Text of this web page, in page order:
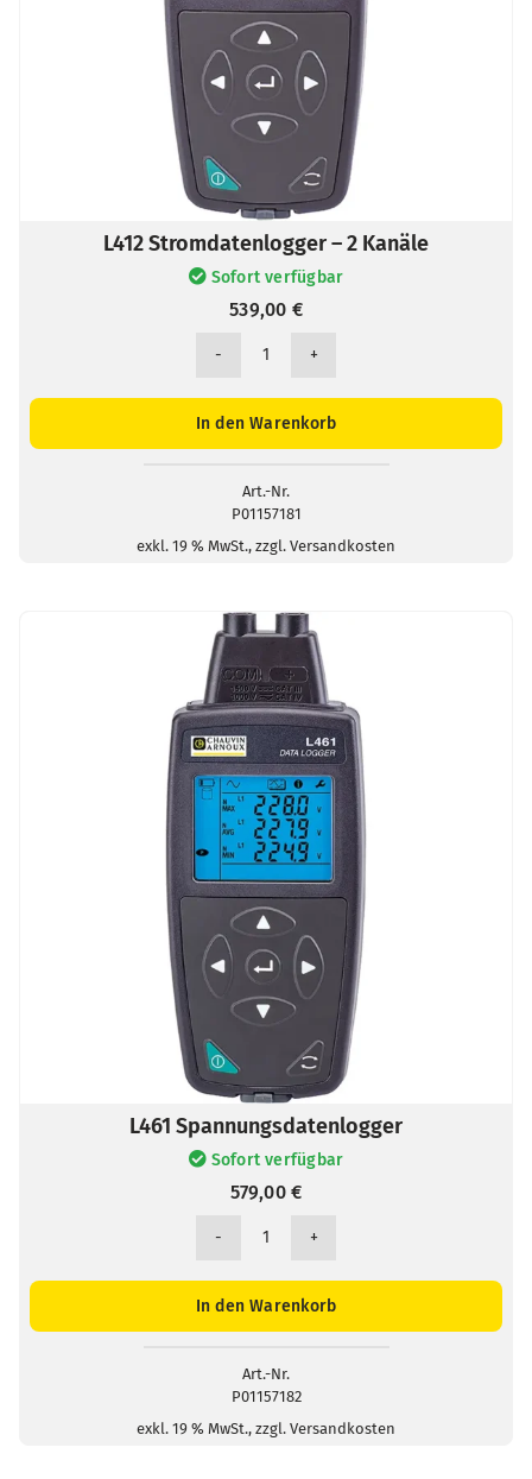
L412 Stromdatenlogger – 2 Kanäle
Sofort verfügbar
539,00 €
L412
-
Menge
In den Warenkorb
Art.-Nr.
P01157181
exkl. 19 % MwSt., zzgl. Versandkosten
L461 Spannungsdatenlogger
Sofort verfügbar
579,00€
L461
Menge
In den Warenkorb
Art.-Nr.
P01157182
exkl. 19 % MwSt., zzgl. Versandkosten